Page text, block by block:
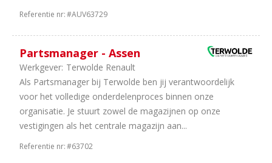
Referentie nr:#AUV63729
Partsmanager - Assen
Werkgever: Terwolde Renault
Als Partsmanager bij Terwolde ben jij verantwoordelijk
voor het volledige onderdelenproces binnen onze
organisatie. Je stuurt zowel de magazijnen op onze
vestigingen als het centrale magazijn aan...
Referentie nr:#63702